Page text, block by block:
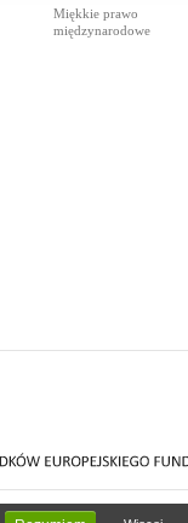
Miękkie prawo
międzynarodowe